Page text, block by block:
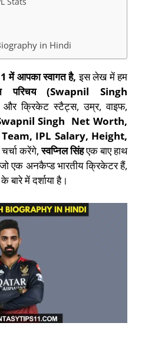
in Hindi
में आपका स्वागत है, इस लेख में हम
परिचय (Swapnil Singh
और क्रिकेट स्टैट्स, उम्र, वाइफ,
Singh Net Worth,
IPL Salary, Height,
करेंगे,स्वप्निल सिंहएक बाए हाथ
एक अनकैप्ड भारतीय क्रिकेटर हैं,
में दर्शाया है।